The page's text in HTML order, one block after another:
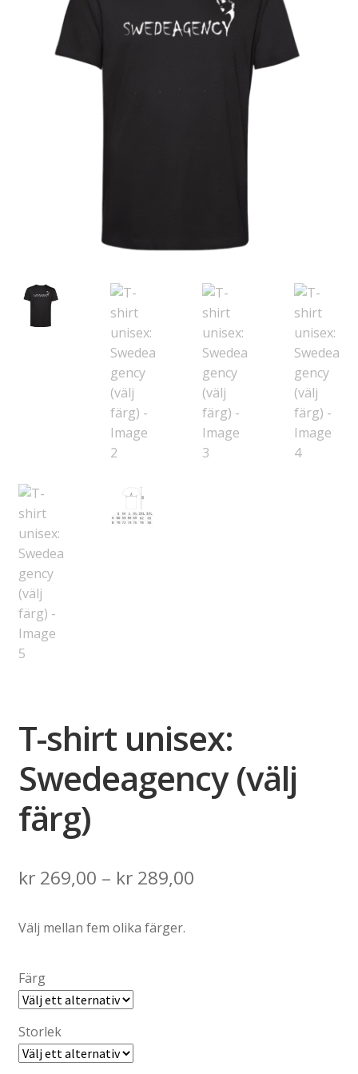
T-shirt unisex:
Swedeagency (välj
färg)
kr269,00 – kr289,00Price
Välj mellan fem olika färger.
Färg
Storlek